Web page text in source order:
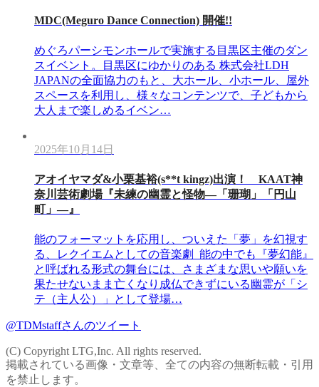
MDC(Meguro Dance Connection) 開催!!
めぐろパーシモンホールで実施する目黒区主催のダン
スイベント。目黒区にゆかりのある 株式会社LDH
JAPANの全面協力のもと、大ホール、小ホール、屋外
スペースを利用し、様々なコンテンツで、子どもから
大人まで楽しめるイベン…
2025年10月14日
アオイヤマダ&小栗基裕(s**t kingz)出演！ KAAT神
奈川芸術劇場『未練の幽霊と怪物―「珊瑚」「円山
町」―』
能のフォーマットを応用し、ついえた「夢」を幻視す
る、レクイエムとしての音楽劇 能の中でも『夢幻能』
と呼ばれる形式の舞台には、さまざまな思いや願いを
果たせないまま亡くなり成仏できずにいる幽霊が「シ
テ（主人公）」として登場…
@TDMstaffさんのツイート
(C) Copyright LTG,Inc. All rights reserved.
掲載されている画像・文章等、全ての内容の無断転載・引用
を禁止します。